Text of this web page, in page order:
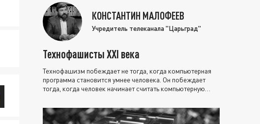
КОНСТАНТИН МАЛОФЕЕВ
Учредитель телеканала "Царьград"
Технофашисты XXI века
Технофашизм побеждает не тогда, когда компьютерная
программа становится умнее человека. Он побеждает
тогда, когда человек начинает считать компьютерную